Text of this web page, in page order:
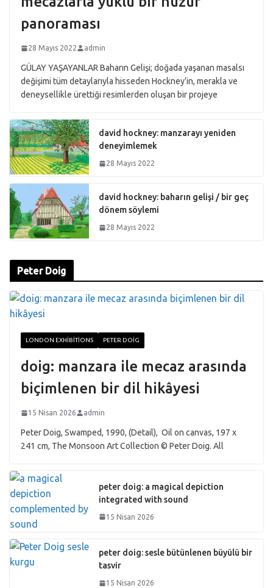
panoraması
28 Mayıs 2022 admin
GÜLAY YAŞAYANLAR Baharın Gelişi; doğada yaşanan masalsı
değişimi tüm detaylarıyla hisseden Hockney’in, merakla ve
deneysellikle ürettiği resimlerden oluşan bir projeye
david hockney: manzarayı yeniden
deneyimlemek
28 Mayıs 2022
david hockney: baharın gelişi / bir geç
dönem söylemi
28 Mayıs 2022
Peter Doig
LONDON EXHIBITIONS PETER DOIG
doig: manzara ile mecaz arasında
biçimlenen bir dil hikâyesi
15 Nisan 2026 admin
Peter Doig, Swamped, 1990, (Detail), Oil on canvas, 197 x
241 cm, The Monsoon Art Collection © Peter Doig. All
peter doig: a magical depiction
integrated with sound
15 Nisan 2026
peter doig: sesle bütünlenen büyülü bir
tasvir
15 Nisan 2026